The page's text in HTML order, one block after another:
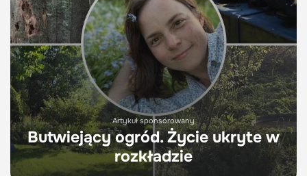
Artykuł sponsorowany
Butwiejący ogród. Życie ukryte w
rozkładzie